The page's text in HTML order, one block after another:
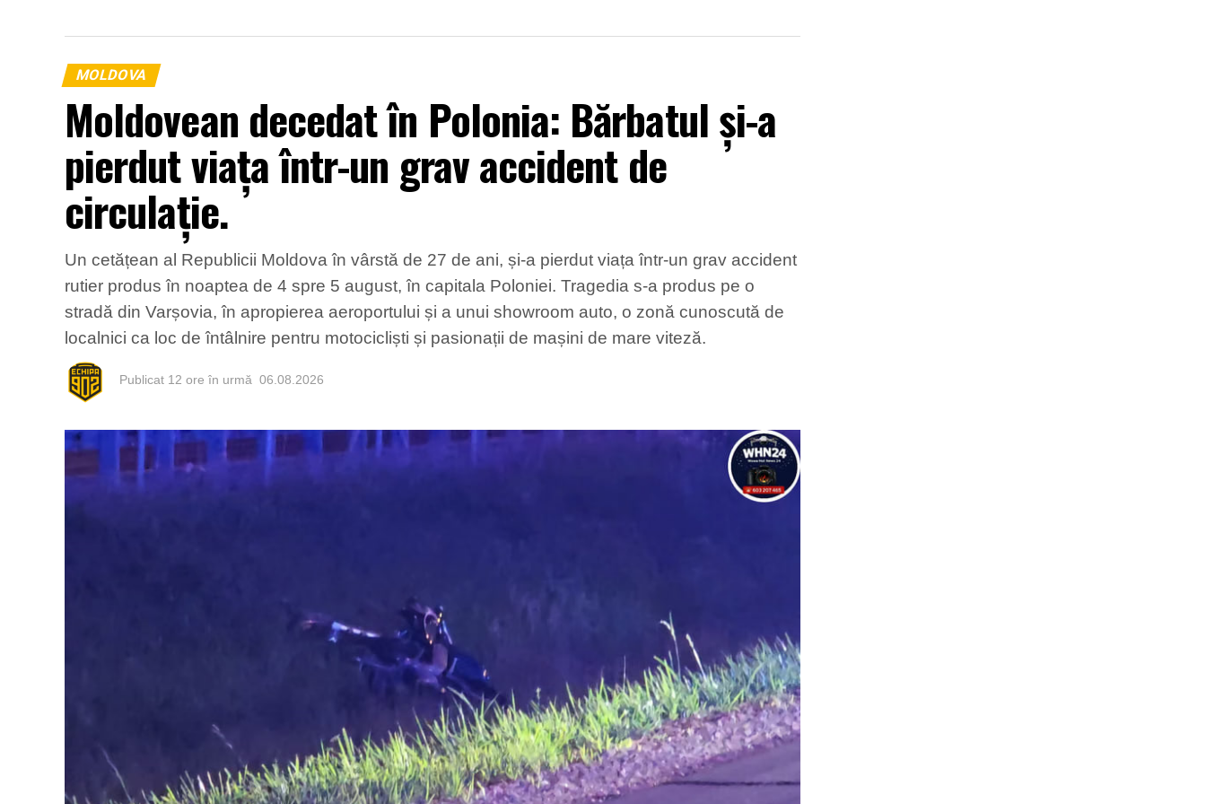
MOLDOVA
Moldovean decedat în Polonia: Bărbatul și-a
pierdut viața într-un grav accident de
circulație.
Un cetățean al Republicii Moldova în vârstă de 27 de ani, și-a pierdut viața într-un grav accident
rutier produs în noaptea de 4 spre 5 august, în capitala Poloniei. Tragedia s-a produs pe o
stradă din Varșovia, în apropierea aeroportului și a unui showroom auto, o zonă cunoscută de
localnici ca loc de întâlnire pentru motocicliști și pasionații de mașini de mare viteză.
Publicat 12 ore în urmă 06.08.2026